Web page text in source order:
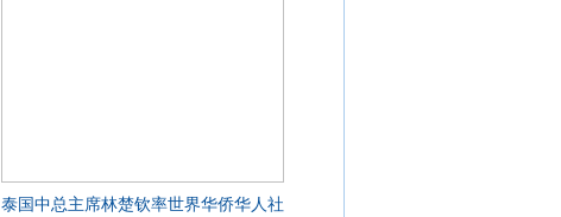
泰国中总主席林楚钦率世界华侨华人社